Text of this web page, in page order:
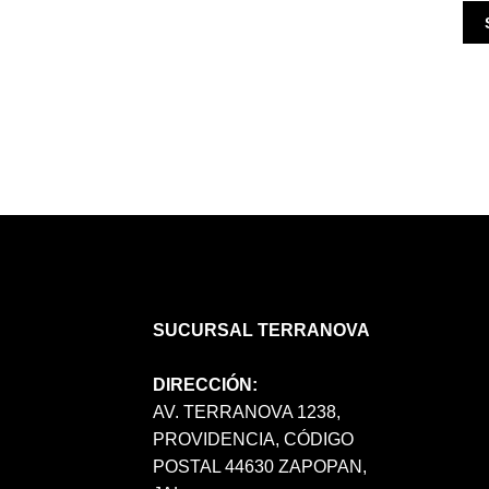
SUCURSAL TERRANOVA
DIRECCIÓN:
AV. TERRANOVA 1238,
PROVIDENCIA, CÓDIGO
POSTAL 44630 ZAPOPAN,